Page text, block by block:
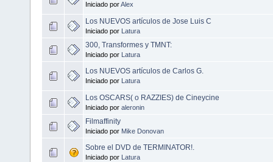
Iniciado porAlex
Los NUEVOS artículos de Jose Luis C
Iniciado por Latura
300, Transformes y TMNT:
Iniciado por Latura
Los NUEVOS artículos de Carlos G.
Iniciado por Latura
Los OSCARS( o RAZZIES) de Cineycine
Iniciado por aleronin
Filmaffinity
Iniciado por Mike Donovan
Sobre el DVD de TERMINATOR!.
Iniciado por Latura